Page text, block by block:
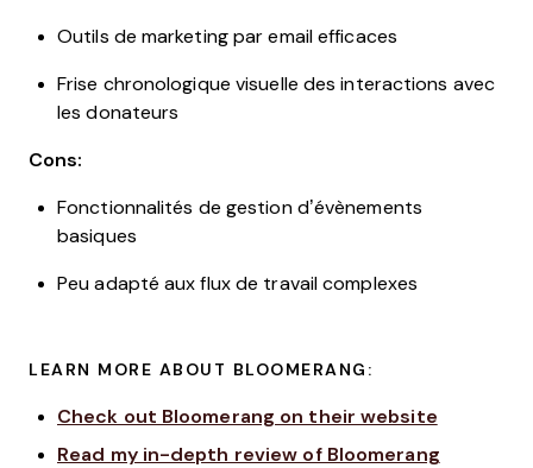
Outils de marketing par email efficaces
Frise chronologique visuelle des interactions avec
les donateurs
Cons:
Fonctionnalités de gestion d’évènements
basiques
Peu adapté aux flux de travail complexes
LEARN MORE ABOUT BLOOMERANG:
Check out Bloomerang on their website
Read my in-depth review of Bloomerang